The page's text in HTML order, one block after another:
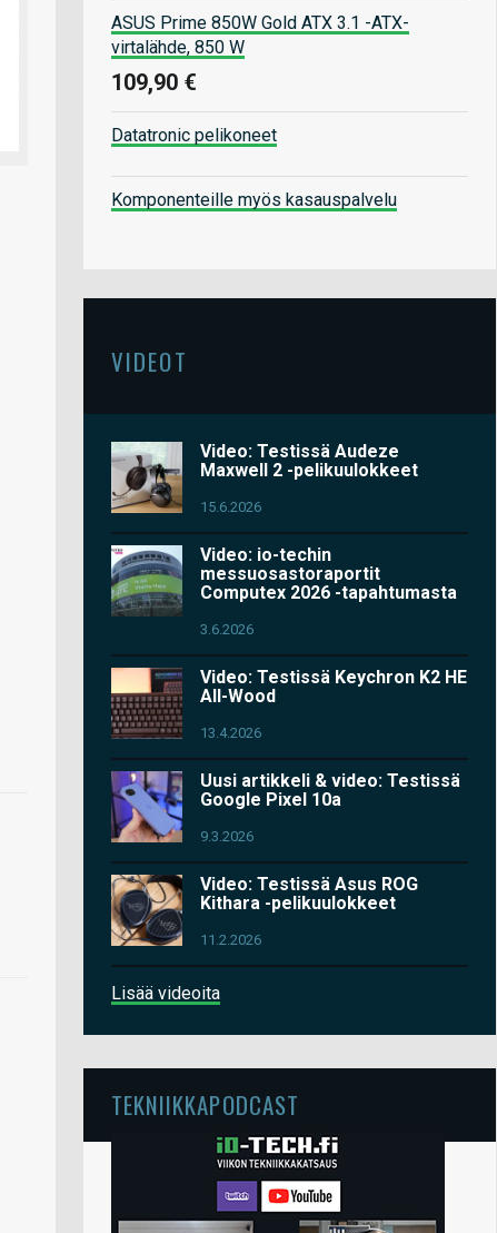
ASUS Prime 850W Gold ATX 3.1 -ATX-
virtalähde, 850 W
109,90 €
Datatronic pelikoneet
Komponenteille myös kasauspalvelu
VIDEOT
Video: Testissä Audeze
Maxwell 2 -pelikuulokkeet
15.6.2026
Video: io-techin
messuosastoraportit
Computex 2026 -tapahtumasta
3.6.2026
Video: Testissä Keychron K2 HE
All-Wood
13.4.2026
Uusi artikkeli & video: Testissä
Google Pixel 10a
9.3.2026
Video: Testissä Asus ROG
Kithara -pelikuulokkeet
11.2.2026
Lisää videoita
TEKNIIKKAPODCAST